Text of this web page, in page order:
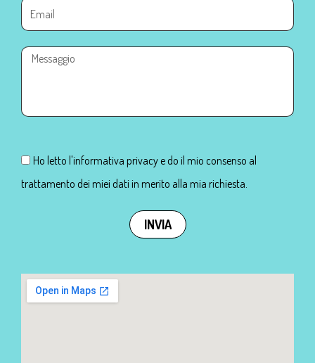
Ho letto l'informativa privacy e do il mio consenso al
trattamento dei miei dati in merito alla mia richiesta.
INVIA